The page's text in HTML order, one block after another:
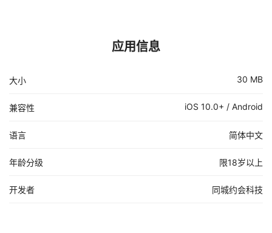
应用信息
大小 30 MB
兼容性 iOS 10.0+ / Android
语言 简体中文
年龄分级 限18岁以上
开发者 同城约会科技